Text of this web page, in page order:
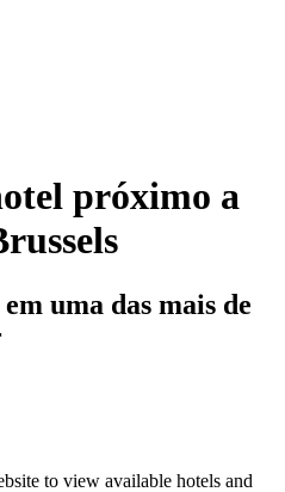
próximo a
uma das mais de
to view available hotels and